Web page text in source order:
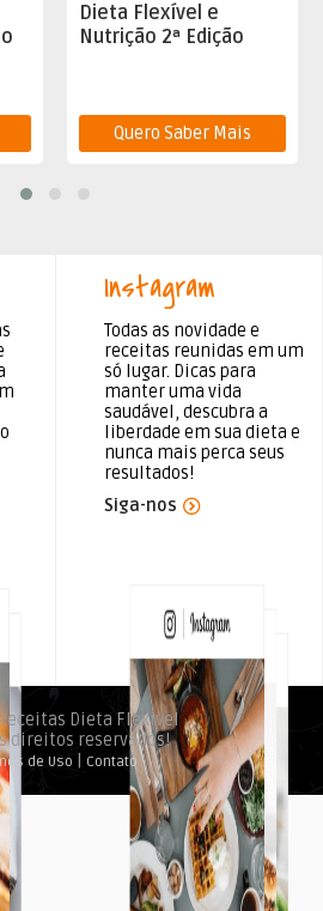
Combo Fitness
Flexível: Receitas
Quero Saber Mais
Instagram
Todas as novidade e
receitas reunidas em um
só lugar. Dicas para
manter uma vida
saudável, descubra a
liberdade em sua dieta e
nunca mais perca seus
resultados!
Siga-nos
Dieta Flexivel
direitos reservados!
de Uso Contato